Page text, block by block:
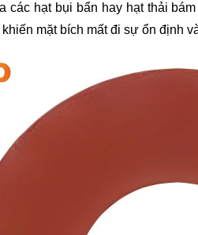
các hạt bụi bẩn hay hạt thải
mặt bích mất đi sự ổn định